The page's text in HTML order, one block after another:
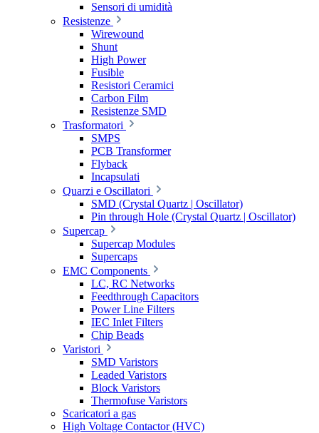
Sensori di umidità
Resistenze
Wirewound
Shunt
High Power
Fusible
Resistori Ceramici
Carbon Film
Resistenze SMD
Trasformatori
SMPS
PCB Transformer
Flyback
Incapsulati
Quarzi e Oscillatori
SMD (Crystal Quartz | Oscillator)
Pin through Hole (Crystal Quartz | Oscillator)
Supercap
Supercap Modules
Supercaps
EMC Components
LC, RC Networks
Feedthrough Capacitors
Power Line Filters
IEC Inlet Filters
Chip Beads
Varistori
SMD Varistors
Leaded Varistors
Block Varistors
Thermofuse Varistors
Scaricatori a gas
High Voltage Contactor (HVC)